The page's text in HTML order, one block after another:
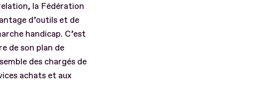
la Fédération
d’outils et de
handicap. C’est
de son plan de
des chargés de
achats et aux